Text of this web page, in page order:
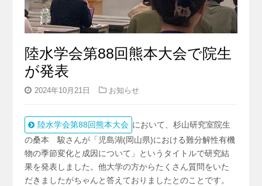
陸水学会第88回熊本大会で院生
が発表
2024年10月21日 お知らせ
陸水学会第88回熊本大会 において、杉山研究室院生
の桑本 駿さんが「児島湖(岡山県)における難分解性有機
物の季節変化と成因について」というタイトルで研究結
果を発表しました。他大学の方からたくさん質問をいた
だきましたがちゃんと答えてお りましたとのことです。